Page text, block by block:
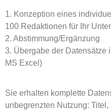
1. Konzeption eines
100 Redaktionen für Ihr
2. Abstimmung/Ergänzung
3. Übergabe der Datensätze
MS Excel)
Sie erhalten komplette
unbegrenzten Nutzung: